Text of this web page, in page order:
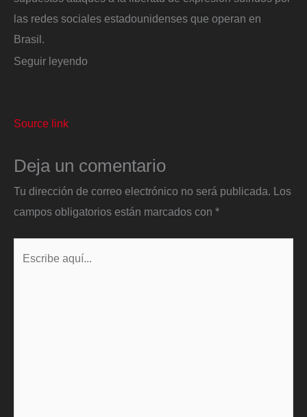
las redes sociales estadounidenses que operan en
Brasil.
Seguir leyendo
Source link
Deja un comentario
Tu dirección de correo electrónico no será publicada. Los
campos obligatorios están marcados con *